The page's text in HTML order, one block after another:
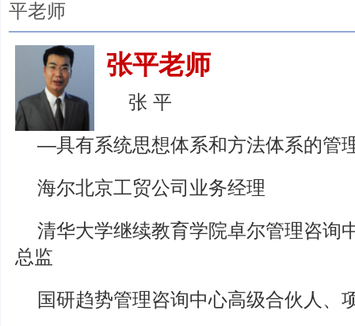
平老师
张平老师
张 平
—具有系统思想体系和方法体系的管
海尔北京工贸公司业务经理
清华大学继续教育学院卓尔管理咨询
总监
国研趋势管理咨询中心高级合伙人、